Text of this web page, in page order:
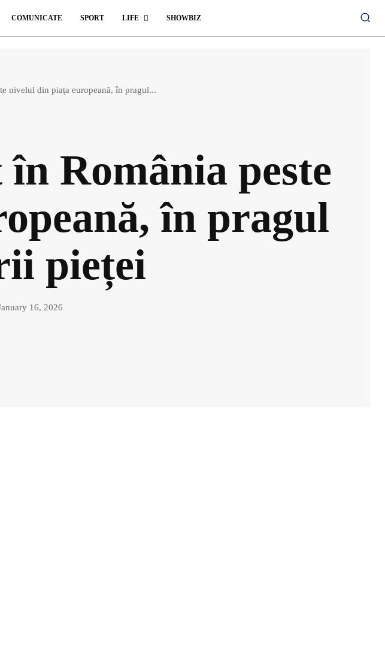
COMUNICATE SPORT LIFE SHOWBIZ
nivelul din piața europeană, în pragul...
România peste
în pragul
pieței
16, 2026